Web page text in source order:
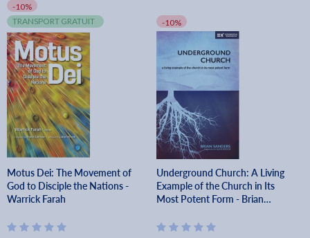
-10%
TRANSPORT GRATUIT
Motus Dei: The Movement of
God to Disciple the Nations -
Warrick Farah
-10%
Underground Church: A Living
Example of the Church in Its
Most Potent Form - Brian